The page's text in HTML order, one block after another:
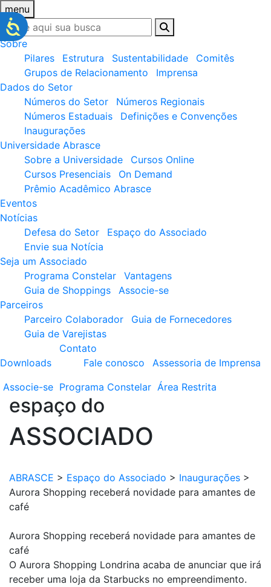
menu
Sobre
Pilares
Estrutura Sustentabilidade
Comitês
Grupos de Relacionamento
Imprensa
Dados do Setor
Números do Setor
Números Regionais
Números Estaduais
Definições e Convenções
Inaugurações
Universidade Abrasce
Sobre a Universidade
Cursos Online
Cursos Presenciais
On Demand
Prêmio Acadêmico Abrasce
Eventos
Notícias
Defesa do Setor
Espaço do Associado
Envie sua Notícia
Seja um Associado
Programa Constelar
Vantagens
Guia de Shoppings
Associe-se
Parceiros
Parceiro Colaborador
Guia de Fornecedores
Guia de Varejistas
Downloads
Contato
Fale conosco
Assessoria de Imprensa
Associe-se Programa Constelar Área Restrita
espaço do
ASSOCIADO
ABRASCE > Espaço do Associado > Inaugurações >
Aurora Shopping receberá novidade para amantes de
café
Aurora Shopping receberá novidade para amantes de
café
O Aurora Shopping Londrina acaba de anunciar que irá
receber uma loja da Starbucks no empreendimento.